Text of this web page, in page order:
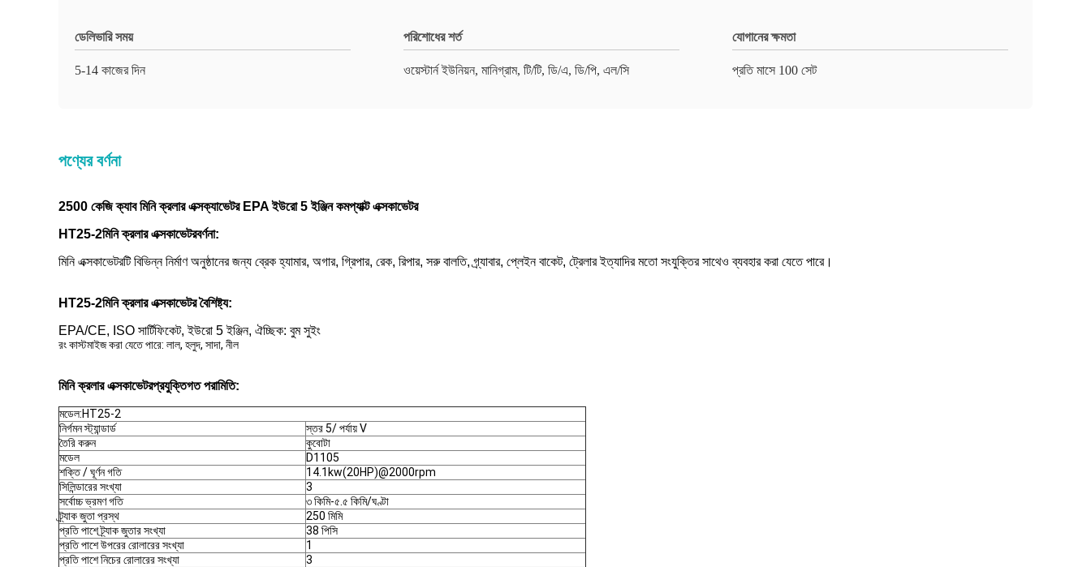
ডেলিভারি সময়
5-14 কাজের দিন
পরিশোধের শর্ত
ওয়েস্টার্ন ইউনিয়ন, মানিগ্রাম, টি/টি, ডি/এ, ডি/পি, এল/সি
যোগানের ক্ষমতা
প্রতি মাসে 100 সেট
পণ্যের বর্ণনা
2500 কেজি ক্যাব মিনি ক্রলার এক্সক্যাভেটর EPA ইউরো 5 ইঞ্জিন কমপ্যাক্ট এক্সকাভেটর
HT25-2মিনি ক্রলার এক্সকাভেটরবর্ণনা:
মিনি এক্সকাভেটরটি বিভিন্ন নির্মাণ অনুষ্ঠানের জন্য ব্রেক হ্যামার, অগার, গ্রিপার, রেক, রিপার, সরু বালতি, গ্র্যাবার, প্লেইন বাকেট, ট্রেলার ইত্যাদির মতো সংযুক্তির সাথেও ব্যবহার করা যেতে পারে।
HT25-2মিনি ক্রলার এক্সকাভেটর বৈশিষ্ট্য:
EPA/CE, ISO সার্টিফিকেট, ইউরো 5 ইঞ্জিন, ঐচ্ছিক: বুম সুইং
রং কাস্টমাইজ করা যেতে পারে: লাল, হলুদ, সাদা, নীল
মিনি ক্রলার এক্সকাভেটরপ্রযুক্তিগত পরামিতি:
মডেল:HT25-2
নির্গমন স্ট্যান্ডার্ড
স্তর 5/ পর্যায় V
তৈরি করুন
কুবোটা
মডেল
D1105
শক্তি / ঘূর্ণন গতি
14.1kw(20HP)@2000rpm
সিলিন্ডারের সংখ্যা
3
সর্বোচ্চ ভ্রমণ গতি
৩ কিমি-৫.৫ কিমি/ঘণ্টা
ট্র্যাক জুতা প্রস্থ
250 মিমি
প্রতি পাশে ট্র্যাক জুতার সংখ্যা
38 পিসি
প্রতি পাশে উপরের রোলারের সংখ্যা
1
প্রতি পাশে নিচের রোলারের সংখ্যা
3